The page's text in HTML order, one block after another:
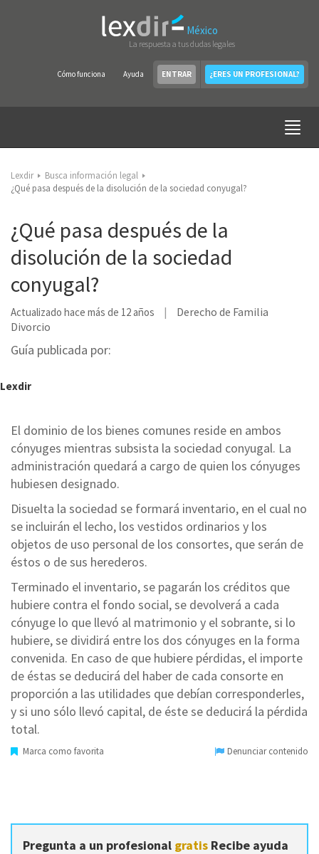
México
La respuesta a tus dudas legales
Cómo funciona Ayuda ENTRAR ¿ERES UN PROFESIONAL?
Lexdir
Busca información legal
¿Qué pasa después de la disolución de la sociedad conyugal?
¿Qué pasa después de la
disolución de la sociedad
conyugal?
Actualizado hace más de 12 años
Derecho de Familia
Divorcio
Guía publicada por:
Lexdir
El dominio de los bienes comunes reside en ambos
cónyuges mientras subsista la sociedad conyugal. La
administración quedará a cargo de quien los cónyuges
hubiesen designado.
Disuelta la sociedad se formará inventario, en el cual no
se incluirán el lecho, los vestidos ordinarios y los
objetos de uso personal de los consortes, que serán de
éstos o de sus herederos.
Terminado el inventario, se pagarán los créditos que
hubiere contra el fondo social, se devolverá a cada
cónyuge lo que llevó al matrimonio y el sobrante, si lo
hubiere, se dividirá entre los dos cónyuges en la forma
convenida. En caso de que hubiere pérdidas, el importe
de éstas se deducirá del haber de cada consorte en
proporción a las utilidades que debían corresponderles,
y si uno sólo llevó capital, de éste se deducirá la pérdida
total.
Marca como favorita Denunciar contenido
Pregunta a un profesional gratis Recibe ayuda